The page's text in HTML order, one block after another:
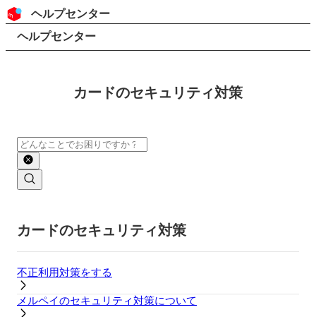
コンテンツにスキップ
ヘッダー
ヘルプセンター
検索
パンくずリスト
ヘルプセンター
カードのセキュリティ対策
検索
カードのセキュリティ対策
不正利用対策をする
メルペイのセキュリティ対策について